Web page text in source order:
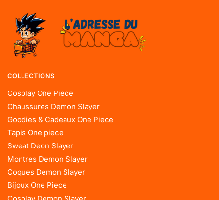
COLLECTIONS
Cosplay One Piece
Chaussures Demon Slayer
Goodies & Cadeaux One Piece
Tapis One piece
Sweat Deon Slayer
Montres Demon Slayer
Coques Demon Slayer
Bijoux One Piece